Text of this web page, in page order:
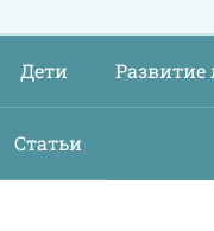
Дети Развитие
Статьи